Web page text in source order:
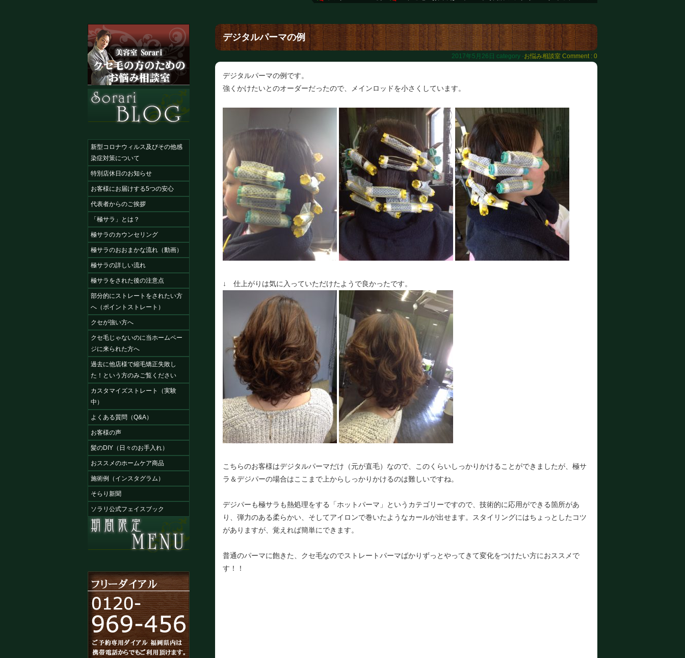
新型コロナウィルス及びその他感
染症対策について
特別店休日のお知らせ
お客様にお届けする5つの安心
代表者からのご挨拶
「極サラ」とは？
極サラのカウンセリング
極サラのおおまかな流れ（動画）
極サラの詳しい流れ
極サラをされた後の注意点
部分的にストレートをされたい方
へ（ポイントストレート）
クセが強い方へ
クセ毛じゃないのに当ホームペー
ジに来られた方へ
過去に他店様で縮毛矯正失敗し
た！という方のみご覧ください
カスタマイズストレート（実験
中）
よくある質問（Q&A）
お客様の声
髪のDIY（日々のお手入れ）
おススメのホームケア商品
施術例（インスタグラム）
そらり新聞
ソラリ公式フェイスブック
デジタルパーマの例
2017年5月26日 category -お悩み相談室 Comment : 0
デジタルパーマの例です。
強くかけたいとのオーダーだったので、メインロッドを小さくしています。
↓ 仕上がりは気に入っていただけたようで良かったです。
こちらのお客様はデジタルパーマだけ（元が直毛）なので、このくらいしっかりかけることができましたが、極サ
ラ＆デジパーの場合はここまで上からしっかりかけるのは難しいですね。
デジパーも極サラも熱処理をする「ホットパーマ」というカテゴリーですので、技術的に応用ができる箇所があ
り、弾力のある柔らかい、そしてアイロンで巻いたようなカールが出せます。スタイリングにはちょっとしたコツ
がありますが、覚えれば簡単にできます。
普通のパーマに飽きた、クセ毛なのでストレートパーマばかりずっとやってきて変化をつけたい方におススメで
す！！